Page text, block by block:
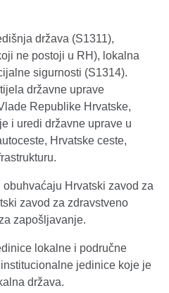
država (S1311),
ne postoji u RH), lokalna
sigurnosti (S1314).
državne uprave
Republike Hrvatske,
i uredi državne uprave u
Hrvatske ceste,
Hrvatski zavod za
zavod za zdravstveno
zapošljavanje.
lokalne i područne
jedinice koje je
država.